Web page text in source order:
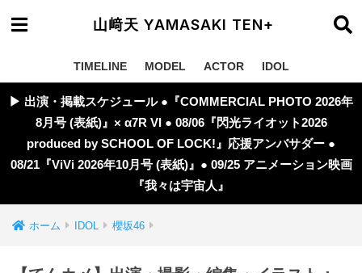
山﨑天 YAMASAKI TEN+
TIMELINE MODEL ACTOR IDOL
▶︎ 出演・掲載スケジュール ●『COMMERCIAL PHOTO 2026年
8月号 (表紙)』× α7R VI ● 08/06『閃光ライオット2026
produced by SCHOOL OF LOCK!』応援アンバサダー ●
08/21『ViVi 2026年10月号 (表紙)』● 09/25 アニメーション映画
『我々は宇宙人』
ホーム IDOL 櫻坂46